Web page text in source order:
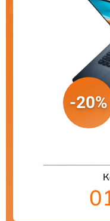
-20%